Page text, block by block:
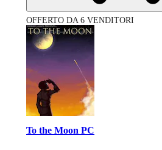
OFFERTO DA 6 VENDITORI
To the Moon PC